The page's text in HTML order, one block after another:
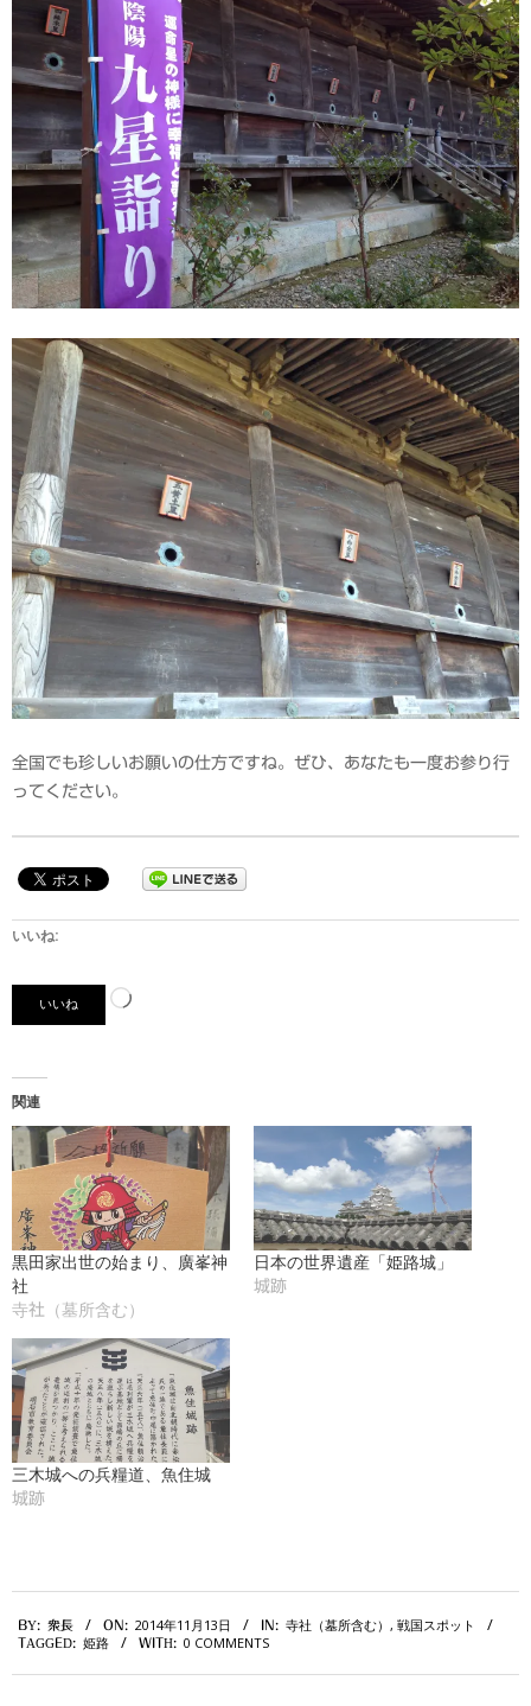
全国でも珍しいお願いの仕方ですね。ぜひ、あなたも一度お参り行
ってください。
いいね:
いいね
読
関連
黒田家出世の始まり、廣峯神
社
寺社（墓所含む）
日本の世界遺産「姫路城」
城跡
三木城への兵糧道、魚住城
城跡
11-
BY: 衆長 ON: 2014年11月13日 IN: 寺社（墓所含む） , 戦国スポット
TAGGED: 姫路 WITH: 0 COMMENTS